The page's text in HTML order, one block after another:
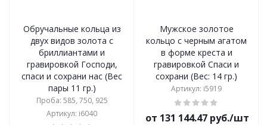
Обручальные кольца из
двух видов золота с
бриллиантами и
гравировкой Господи,
спаси и сохрани нас (Вес
пары 11 гр.)
Проба: 585, 750, 925
Артикул: i6040
Мужское золотое
кольцо с черным агатом
в форме креста и
гравировкой Спаси и
сохрани (Вес: 14 гр.)
Артикул: i5919
от 131 144.47 руб./шт